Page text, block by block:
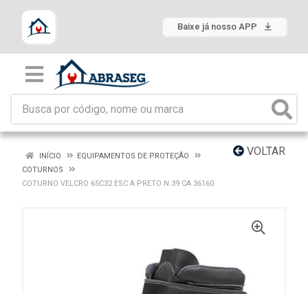
Baixe já nosso APP
VOLTAR
INÍCIO
EQUIPAMENTOS DE PROTEÇÃO
COTURNOS
COTURNO VELCRO 65C32 ESC A PRETO N.39 CA 36160